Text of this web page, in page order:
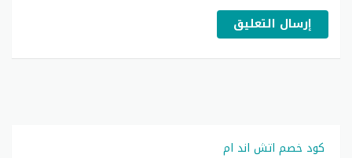
إرسال التعليق
كود خصم اتش اند ام